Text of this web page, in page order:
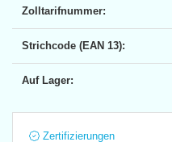
Zolltarifnummer:
Strichcode (EAN 13):
Auf Lager:
Zertifizierungen